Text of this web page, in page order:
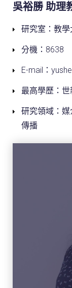
吳裕勝 助理
研究室：教
分機：8638
E-mail：
最高學歷：
研究領域：
傳播